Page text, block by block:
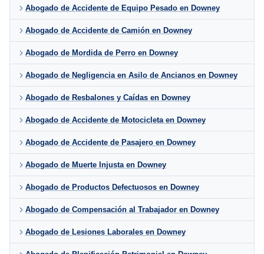
Abogado de Accidente de Equipo Pesado en Downey
Abogado de Accidente de Camión en Downey
Abogado de Mordida de Perro en Downey
Abogado de Negligencia en Asilo de Ancianos en Downey
Abogado de Resbalones y Caídas en Downey
Abogado de Accidente de Motocicleta en Downey
Abogado de Accidente de Pasajero en Downey
Abogado de Muerte Injusta en Downey
Abogado de Productos Defectuosos en Downey
Abogado de Compensación al Trabajador en Downey
Abogado de Lesiones Laborales en Downey